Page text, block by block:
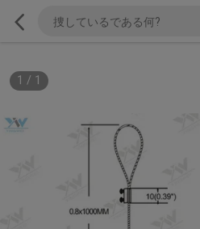
1 / 1